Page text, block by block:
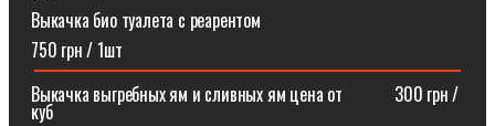
Выкачка био туалета с реарентом
750 грн / 1шт
Выкачка выгребных ям и сливных ям цена от⠀⠀⠀⠀300 грн /
куб